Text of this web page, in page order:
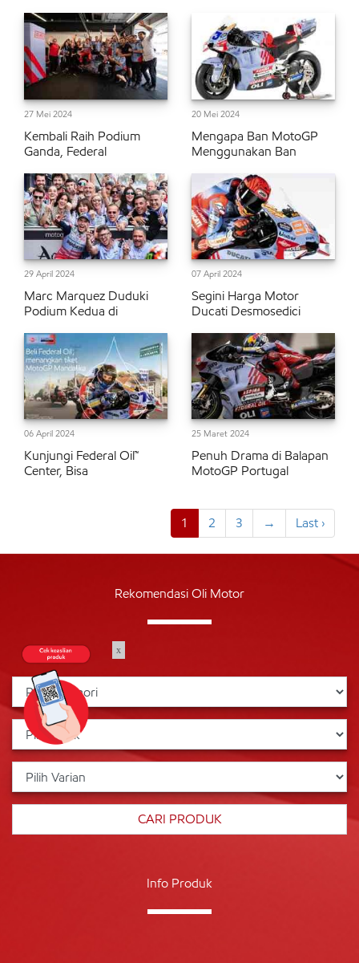
27 Mei 2024
Kembali Raih Podium
Ganda, Federal
20 Mei 2024
Mengapa Ban MotoGP
Menggunakan Ban
29 April 2024
Marc Marquez Duduki
Podium Kedua di
07 April 2024
Segini Harga Motor
Ducati Desmosedici
06 April 2024
Kunjungi Federal Oil™
Center, Bisa
25 Maret 2024
Penuh Drama di Balapan
MotoGP Portugal
1 2 3 → Last ›
Rekomendasi Oli Motor
Info Produk
x